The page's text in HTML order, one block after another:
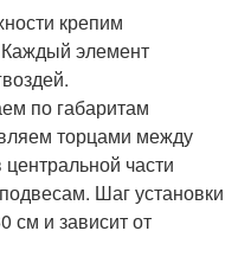
крепим
элемент
по габаритам
торцами между
части
Шаг установки
см и зависит от